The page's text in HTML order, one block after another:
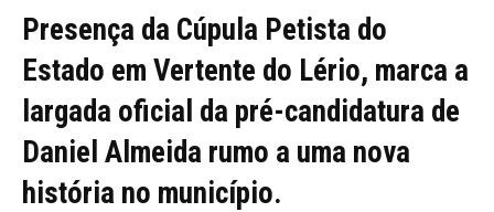
Presença da Cúpula Petista do
Estado em Vertente do Lério, marca a
largada oficial da pré-candidatura de
Daniel Almeida rumo a uma nova
história no município.